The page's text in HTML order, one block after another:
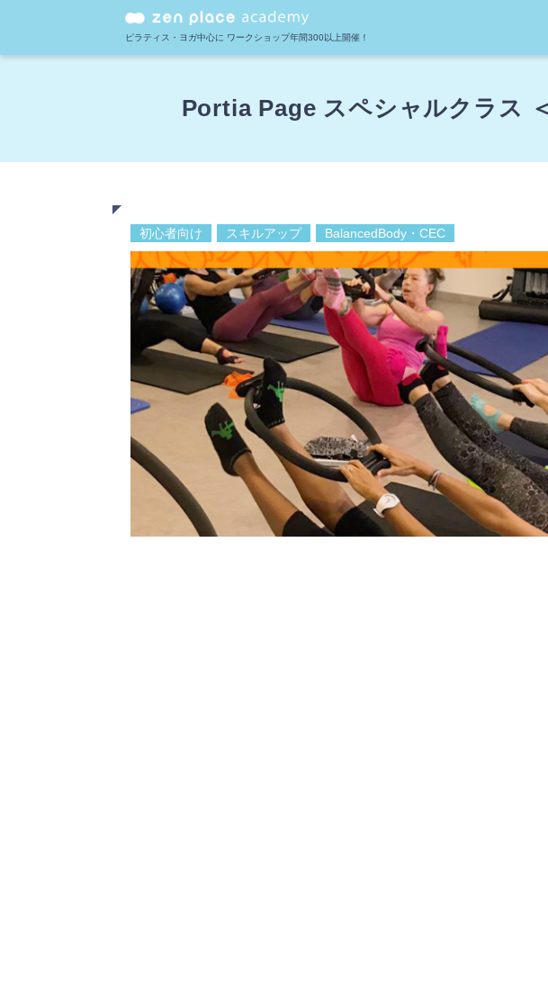
ピラティス・ヨガ中心に ワークショップ年間300以上開催！
Portia Page スペシャルクラス
初心者向け スキルアップ BalancedBody・CEC